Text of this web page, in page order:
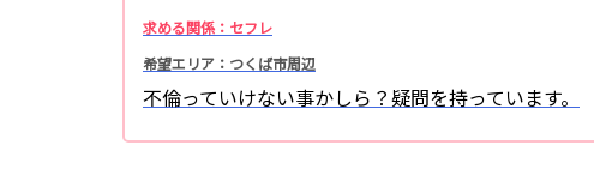
求める関係：セフレ
希望エリア：つくば市周辺
不倫っていけない事かしら？疑問を持っています。